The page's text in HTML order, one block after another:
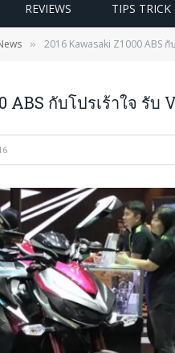
REVIEWS TIPS TRICK
» 2016 Kawasaki Z1000 ABS
ABS กับโปรเร้าใจ รั